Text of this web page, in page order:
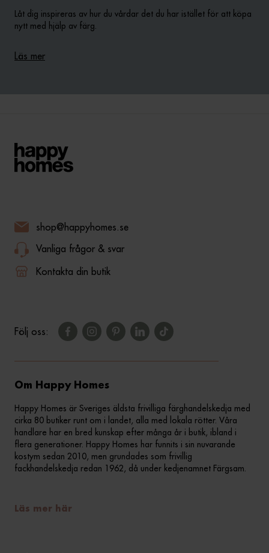
Låt dig inspireras av hur du vårdar det du har istället för att köpa
nytt med hjälp av färg.
Läs mer
shop@happyhomes.se
Vanliga frågor & svar
Kontakta din butik
Följ oss:
Om Happy Homes
Happy Homes är Sveriges äldsta frivilliga färghandelskedja med
cirka 80 butiker runt om i landet, alla med lokala rötter. Våra
handlare har en bred kunskap efter många år i butik, ibland i
flera generationer. Happy Homes har funnits i sin nuvarande
kostym sedan 2010, men grundades som frivillig
fackhandelskedja redan 1962, då under kedjenamnet Färgsam.
Läs mer här